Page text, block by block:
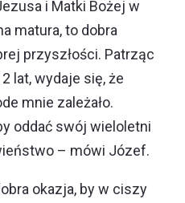
i Matki Bożej w
matura, to dobra
przyszłości. Patrząc
lat, wydaje się, że
mnie zależało.
oddać swój wieloletni
– mówi Józef.
okazja, by w ciszy